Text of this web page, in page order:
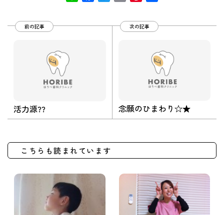
前の記事
活力源??
次の記事
念願のひまわり☆★
こちらも読まれています